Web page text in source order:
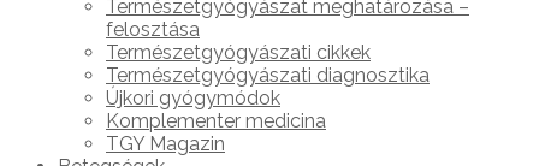
Természetgyógyászat meghatározása –
felosztása
Természetgyógyászati cikkek
Természetgyógyászati diagnosztika
Újkori gyógymódok
Komplementer medicina
TGY Magazin